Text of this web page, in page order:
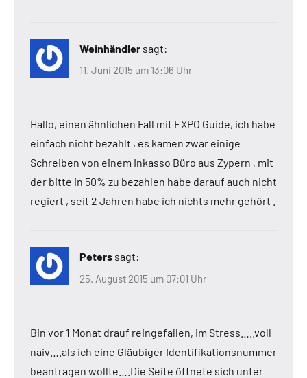
Weinhändler sagt:
11. Juni 2015 um 13:06 Uhr
Hallo, einen ähnlichen Fall mit EXPO Guide, ich habe
einfach nicht bezahlt , es kamen zwar einige
Schreiben von einem Inkasso Büro aus Zypern , mit
der bitte in 50% zu bezahlen habe darauf auch nicht
regiert , seit 2 Jahren habe ich nichts mehr gehört .
Peters sagt:
25. August 2015 um 07:01 Uhr
Bin vor 1 Monat drauf reingefallen, im Stress…..voll
naiv….als ich eine Gläubiger Identifikationsnummer
beantragen wollte….Die Seite öffnete sich unter